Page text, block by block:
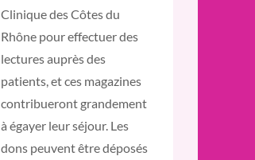
Clinique des Côtes du
Rhône pour effectuer des
lectures auprès des
patients, et ces magazines
contribueront grandement
à égayer leur séjour. Les
dons peuvent être déposés